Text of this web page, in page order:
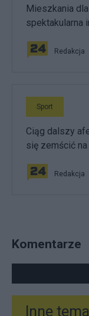
Mieszkania
spektakularna
Redakcja
Sport
Ciąg dalszy
się zemścić
Redakcja
Komentarze
Inne